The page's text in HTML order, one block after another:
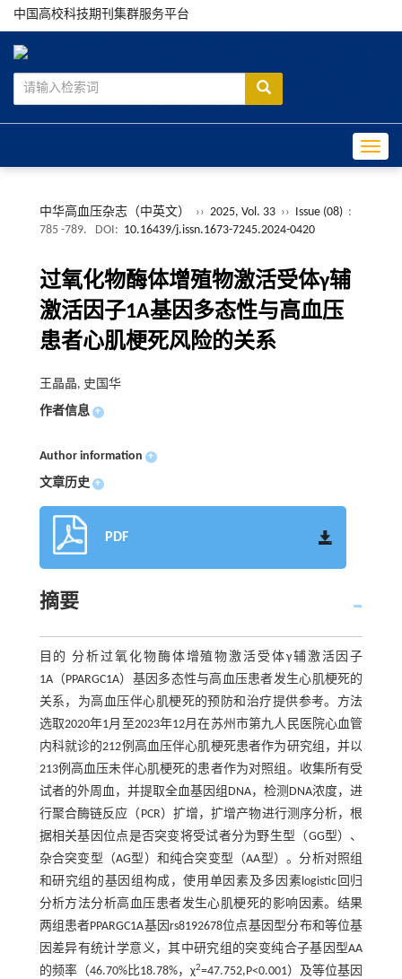
中国高校科技期刊集群服务平台
中华高血压杂志（中英文） ›› 2025, Vol. 33 ›› Issue (08) :
785 -789.
DOI: 10.16439/j.issn.1673-7245.2024-0420
过氧化物酶体增殖物激活受体γ辅
激活因子1A基因多态性与高血压
患者心肌梗死风险的关系
王晶晶, 史国华
作者信息 +
Author information +
文章历史 +
PDF
摘要
目的 分析过氧化物酶体增殖物激活受体γ辅激活因子
1A（PPARGC1A）基因多态性与高血压患者发生心肌梗死的
关系，为高血压伴心肌梗死的预防和治疗提供参考。方法
选取2020年1月至2023年12月在苏州市第九人民医院心血管
内科就诊的212例高血压伴心肌梗死患者作为研究组，并以
213例高血压未伴心肌梗死的患者作为对照组。收集所有受
试者的外周血，并提取全血基因组DNA，检测DNA浓度，进
行聚合酶链反应（PCR）扩增，扩增产物进行测序分析，根
据相关基因位点是否突变将受试者分为野生型（GG型）、
杂合突变型（AG型）和纯合突变型（AA型）。分析对照组
和研究组的基因组构成，使用单因素及多因素logistic回归
分析方法分析高血压患者发生心肌梗死的影响因素。结果
两组患者PPARGC1A基因rs8192678位点基因型分布和等位基
因差异有统计学意义，其中研究组的突变纯合子基因型AA
的频率（46.70%比18.78%，χ2=47.752,P<0.001）及等位基因